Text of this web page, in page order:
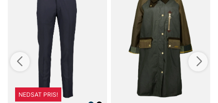
NEDSAT PRIS!